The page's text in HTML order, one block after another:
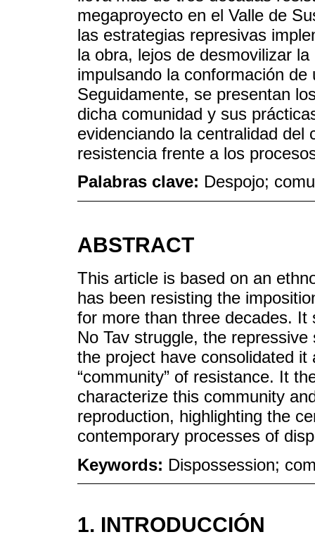
megaproyecto en el Valle de
las estrategias represivas
la obra, lejos de desmovilizar
impulsando la conformación de
Seguidamente, se presentan
dicha comunidad y sus
evidenciando la centralidad del
resistencia frente a los
Palabras clave: Despojo;
ABSTRACT
This article is based on an
has been resisting the
for more than three decades.
No Tav struggle, the
the project have consolidated
“community” of resistance. It
characterize this community
reproduction, highlighting the
contemporary processes of
Keywords: Dispossession;
1. INTRODUCCIÓN